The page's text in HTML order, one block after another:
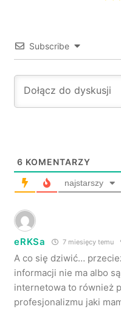
Subscribe
6 KOMENTARZY
najstarszy
eRKSa 7 miesięcy temu
A co się dziwić…
informacji nie ma albo
internetowa to również
profesjonalizmu jaki